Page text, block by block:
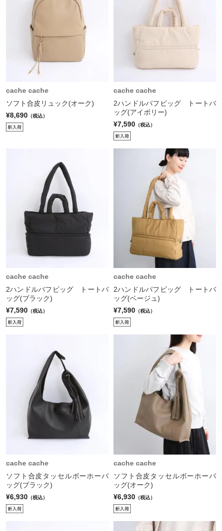
cache cache
ソフト合皮リュック(オーク)
¥8,690 （税込）
cache cache
2ハンドルパフビッグ トートバ
ッグ(アイボリー)
¥7,590 （税込）
cache cache
2ハンドルパフビッグ トートバ
ッグ(ブラック)
¥7,590 （税込）
cache cache
2ハンドルパフビッグ トートバ
ッグ(ベージュ)
¥7,590 （税込）
cache cache
ソフト合皮タッセルボーホーバ
ッグ(ブラック)
¥6,930 （税込）
cache cache
ソフト合皮タッセルボーホーバ
ッグ(オーク)
¥6,930 （税込）